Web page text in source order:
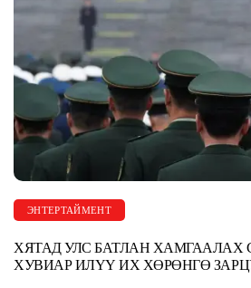
ЭНТЕРТАЙМЕНТ
ХЯТАД УЛС БАТЛАН ХАМГААЛАХ
ХУВИАР ИЛҮҮ ИХ ХӨРӨНГӨ